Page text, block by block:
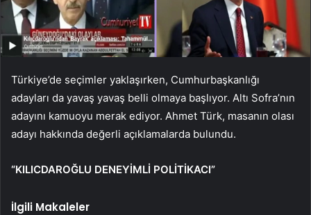
Türkiye’de seçimler yaklaşırken, Cumhurbaşkanlığı
adayları da yavaş yavaş belli olmaya başlıyor. Altı Sofra’nın
adayını kamuoyu merak ediyor. Ahmet Türk, masanın olası
adayı hakkında değerli açıklamalarda bulundu.
“KILICDAROĞLU DENEYİMLİ POLİTİKACI”
İlgili Makaleler